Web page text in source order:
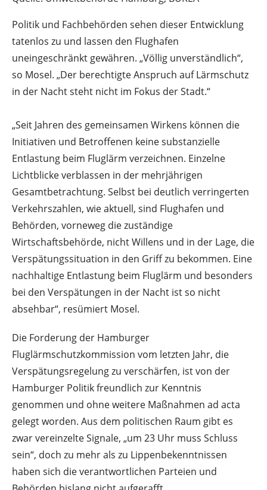
Politik und Fachbehörden sehen dieser Entwicklung
tatenlos zu und lassen den Flughafen
uneingeschränkt gewähren. „Völlig unverständlich“,
so Mosel. „Der berechtigte Anspruch auf Lärmschutz
in der Nacht steht nicht im Fokus der Stadt.“
„Seit Jahren des gemeinsamen Wirkens können die
Initiativen und Betroffenen keine substanzielle
Entlastung beim Fluglärm verzeichnen. Einzelne
Lichtblicke verblassen in der mehrjährigen
Gesamtbetrachtung. Selbst bei deutlich verringerten
Verkehrszahlen, wie aktuell, sind Flughafen und
Behörden, vorneweg die zuständige
Wirtschaftsbehörde, nicht Willens und in der Lage, die
Verspätungssituation in den Griff zu bekommen. Eine
nachhaltige Entlastung beim Fluglärm und besonders
bei den Verspätungen in der Nacht ist so nicht
absehbar“, resümiert Mosel.
Die Forderung der Hamburger
Fluglärmschutzkommission vom letzten Jahr, die
Verspätungsregelung zu verschärfen, ist von der
Hamburger Politik freundlich zur Kenntnis
genommen und ohne weitere Maßnahmen ad acta
gelegt worden. Aus dem politischen Raum gibt es
zwar vereinzelte Signale, „um 23 Uhr muss Schluss
sein“, doch zu mehr als zu Lippenbekenntnissen
haben sich die verantwortlichen Parteien und